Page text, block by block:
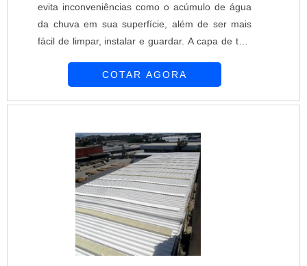
evita inconveniências como o acúmulo de água
da chuva em sua superfície, além de ser mais
fácil de limpar, instalar e guardar. A capa de tela
tenacidade e revestida em PVC, além de possuir
com a segurança, economia e comodidade de
COTAR AGORA